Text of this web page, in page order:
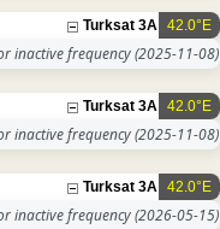
42.0°E
Turksat 3A
inactive frequency(2025-11-08)
42.0°E
Turksat 3A
inactive frequency(2025-11-08)
42.0°E
Turksat 3A
inactive frequency(2026-05-15)